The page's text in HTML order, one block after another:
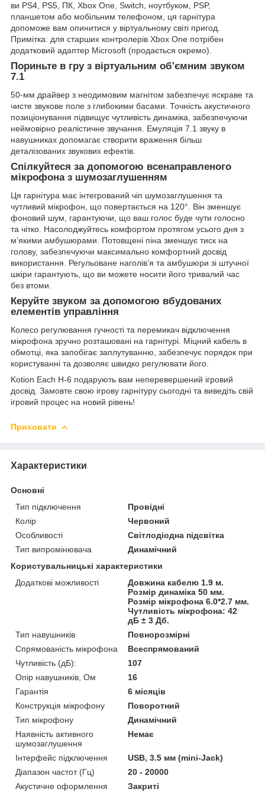
ви PS4, PS5, ПК, Xbox One, Switch, ноутбуком, PSP,
планшетом або мобільним телефоном, ця гарнітура
допоможе вам опинитися у віртуальному світі пригод.
Примітка: для старших контролерів Xbox One потрібен
додатковий адаптер Microsoft (продається окремо).
Пориньте в гру з віртуальним об'ємним звуком
7.1
50-мм драйвер з неодимовим магнітом забезпечує яскраве та
чисте звукове поле з глибокими басами. Точність акустичного
позиціонування підвищує чутливість динаміка, забезпечуючи
неймовірно реалістичне звучання. Емуляція 7.1 звуку в
навушниках допомагає створити враження більш
деталізованих звукових ефектів.
Спілкуйтеся за допомогою всенаправленого
мікрофона з шумозаглушенням
Ця гарнітура має інтегрований чіп шумозаглушення та
чутливий мікрофон, що повертається на 120°. Він зменшує
фоновий шум, гарантуючи, що ваш голос буде чути голосно
та чітко. Насолоджуйтесь комфортом протягом усього дня з
м’якими амбушюрами. Потовщені піна зменшує тиск на
голову, забезпечуючи максимально комфортний досвід
використання. Регульоване наголів’я та амбушюри зі штучної
шкіри гарантують, що ви можете носити його тривалий час
без втоми.
Керуйте звуком за допомогою вбудованих
елементів управління
Колесо регулювання гучності та перемикач відключення
мікрофона зручно розташовані на гарнітурі. Міцний кабель в
обмотці, яка запобігає заплутуванню, забезпечує порядок при
користуванні та дозволяє швидко регулювати його.
Kotion Each H-6 подарують вам неперевершений ігровий
досвід. Замовте свою ігрову гарнітуру сьогодні та виведіть свій
ігровий процес на новий рівень!
Приховати
Характеристики
Основні
Тип підключення
Провідні
Колір
Червоний
Особливості
Світлодіодна підсвітка
Тип випромінювача
Динамічний
Користувальницькі характеристики
Додаткові можливості
Довжина кабелю 1.9 м.
Розмір динаміка 50 мм.
Розмір мікрофона 6.0*2.7 мм.
Чутливість мікрофона: 42
дБ ± 3 Дб.
Тип навушників
Повнорозмірні
Спрямованість мікрофона
Всеспрямований
Чутливість (дБ):
107
Опір навушників, Ом
16
Гарантія
6 місяців
Конструкція мікрофону
Поворотний
Тип мікрофону
Динамічний
Наявність активного
шумозаглушення
Немає
Інтерфейс підключення
USB, 3.5 мм (mini-Jack)
Діапазон частот (Гц)
20 - 20000
Акустичне оформлення
Закриті